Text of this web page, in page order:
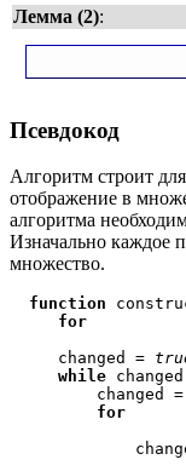
Лемма (2):
Псевдокод
Алгоритм строит
отображение в
алгоритма
Изначально каждое
множество.
function
for
     changed =
while changed
         changed =
for